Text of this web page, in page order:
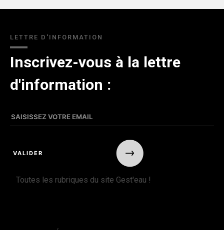
LETTRE D'INFORMATION
Inscrivez-vous à la lettre
d'information :
Toutes les rubriques du site Gest'eau !